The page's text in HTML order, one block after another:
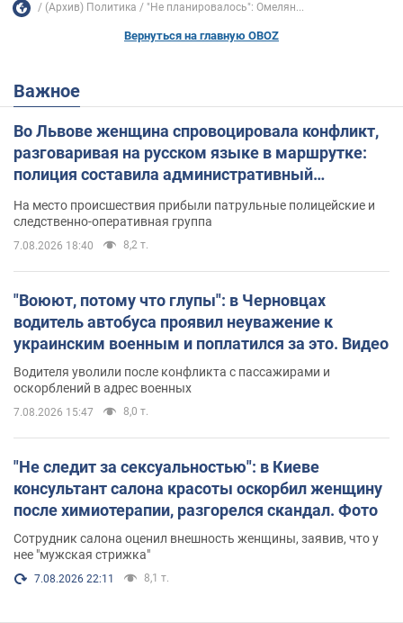
(Архив) Политика "Не планировалось": Омелян...
Вернуться на главную OBOZ
Важное
Во Львове женщина спровоцировала конфликт,
разговаривая на русском языке в маршрутке:
полиция составила административный
На место происшествия прибыли патрульные полицейские и
следственно-оперативная группа
7.08.2026 18:40 8,2 т.
"Воюют, потому что глупы": в Черновцах
водитель автобуса проявил неуважение к
украинским военным и поплатился за это. Видео
Водителя уволили после конфликта с пассажирами и
оскорблений в адрес военных
7.08.2026 15:47 8,0 т.
"Не следит за сексуальностью": в Киеве
консультант салона красоты оскорбил женщину
после химиотерапии, разгорелся скандал. Фото
Сотрудник салона оценил внешность женщины, заявив, что у
нее "мужская стрижка"
7.08.2026 22:11 8,1 т.